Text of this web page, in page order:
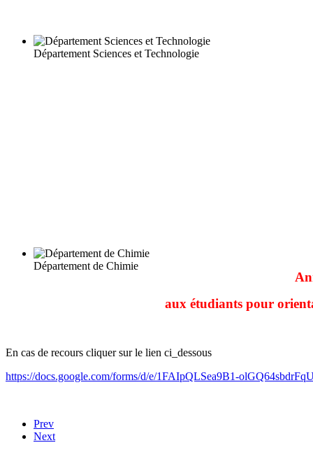
Département Sciences et Technologie
Département de Chimie
aux étudiants pour
En cas de recours cliquer sur le lien ci_dessous
https://docs.google.com/forms/d/e/1FAIpQLSea9B1-
Prev
Next